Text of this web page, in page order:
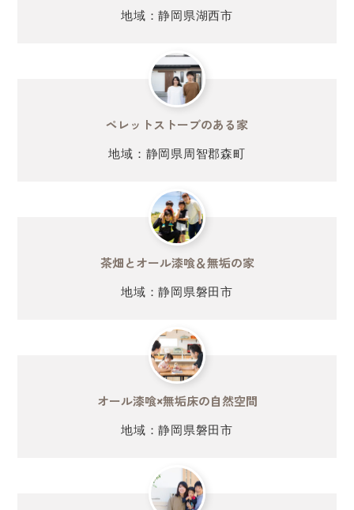
地域：静岡県湖西市
ペレットストーブのある家
地域：静岡県周智郡森町
茶畑とオール漆喰＆無垢の家
地域：静岡県磐田市
オール漆喰×無垢床の自然空間
地域：静岡県磐田市